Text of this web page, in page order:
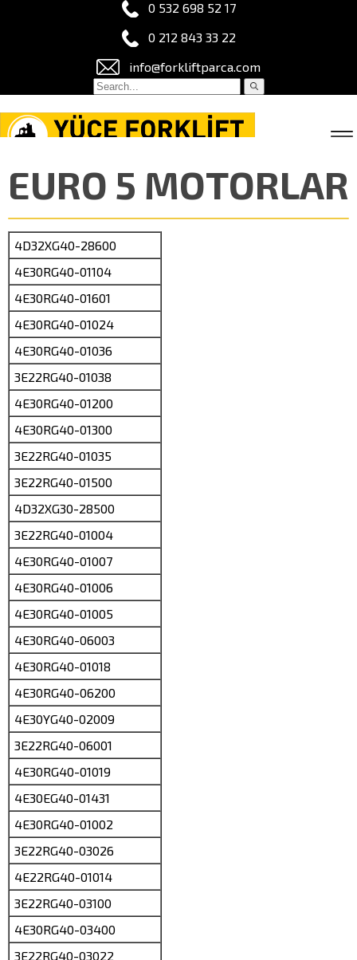
0 532 698 52 17
0 212 843 33 22
info@forkliftparca.com
EURO 5 MOTORLAR
4D32XG40-28600
4E30RG40-01104
4E30RG40-01601
4E30RG40-01024
4E30RG40-01036
3E22RG40-01038
4E30RG40-01200
4E30RG40-01300
3E22RG40-01035
3E22RG40-01500
4D32XG30-28500
3E22RG40-01004
4E30RG40-01007
4E30RG40-01006
4E30RG40-01005
4E30RG40-06003
4E30RG40-01018
4E30RG40-06200
4E30YG40-02009
3E22RG40-06001
4E30RG40-01019
4E30EG40-01431
4E30RG40-01002
3E22RG40-03026
4E22RG40-01014
3E22RG40-03100
4E30RG40-03400
3E22RG40-03022